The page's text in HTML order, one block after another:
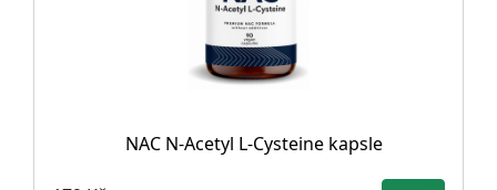
NAC N-Acetyl L-Cysteine ​​kapsle